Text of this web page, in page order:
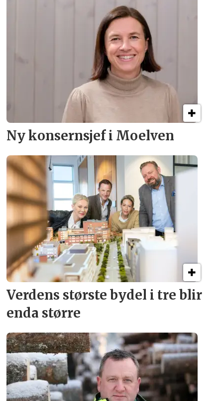
Ny konsern­sjef i Moelven
Verdens største bydel i tre blir
enda større